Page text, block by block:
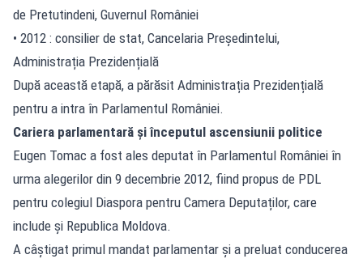
de Pretutindeni, Guvernul României
• 2012 : consilier de stat, Cancelaria Președintelui,
Administrația Prezidențială
După această etapă, a părăsit Administrația Prezidențială
pentru a intra în Parlamentul României.
Cariera parlamentară și începutul ascensiunii politice
Eugen Tomac a fost ales deputat în Parlamentul României în
urma alegerilor din 9 decembrie 2012, fiind propus de PDL
pentru colegiul Diaspora pentru Camera Deputaților, care
include și Republica Moldova.
A câștigat primul mandat parlamentar și a preluat conducerea